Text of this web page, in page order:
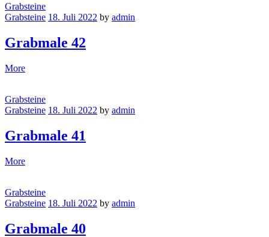
Grabsteine
Grabsteine 18. Juli 2022 by admin
Grabmale 42
More
Grabsteine
Grabsteine 18. Juli 2022 by admin
Grabmale 41
More
Grabsteine
Grabsteine 18. Juli 2022 by admin
Grabmale 40